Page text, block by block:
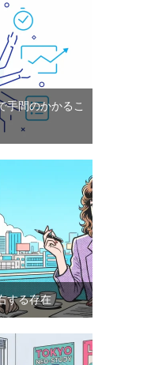
手間のかかるこ
する存在